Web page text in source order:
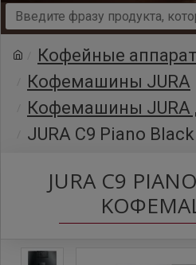
Кофейные
Кофемашины JURA
Кофемашины JURA
JURA C9 Piano
JURA C9